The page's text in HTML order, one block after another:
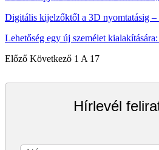
Digitális kijelzőktől a 3D nyomtatásig
Lehetőség egy új személet
Előző Következő 1 A 17
Hírlevél